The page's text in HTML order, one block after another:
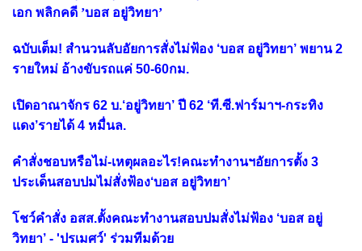
เอก พลิกคดี ’บอส อยู่วิทยา’
ฉบับเต็ม! สำนวนลับอัยการสั่งไม่ฟ้อง ‘บอส อยู่วิทยา’ พยาน 2
รายใหม่ อ้างขับรถแค่ 50-60กม.
เปิดอาณาจักร 62 บ.‘อยู่วิทยา’ ปี 62 ‘ที.ซี.ฟาร์มาฯ-กระทิง
แดง’รายได้ 4 หมื่นล.
คำสั่งชอบหรือไม่-เหตุผลอะไร!คณะทำงานฯอัยการตั้ง 3
ประเด็นสอบปมไม่สั่งฟ้อง‘บอส อยู่วิทยา’
โชว์คำสั่ง อสส.ตั้งคณะทำงานสอบปมสั่งไม่ฟ้อง ‘บอส อยู่
วิทยา’ - 'ปรเมศว์' ร่วมทีมด้วย